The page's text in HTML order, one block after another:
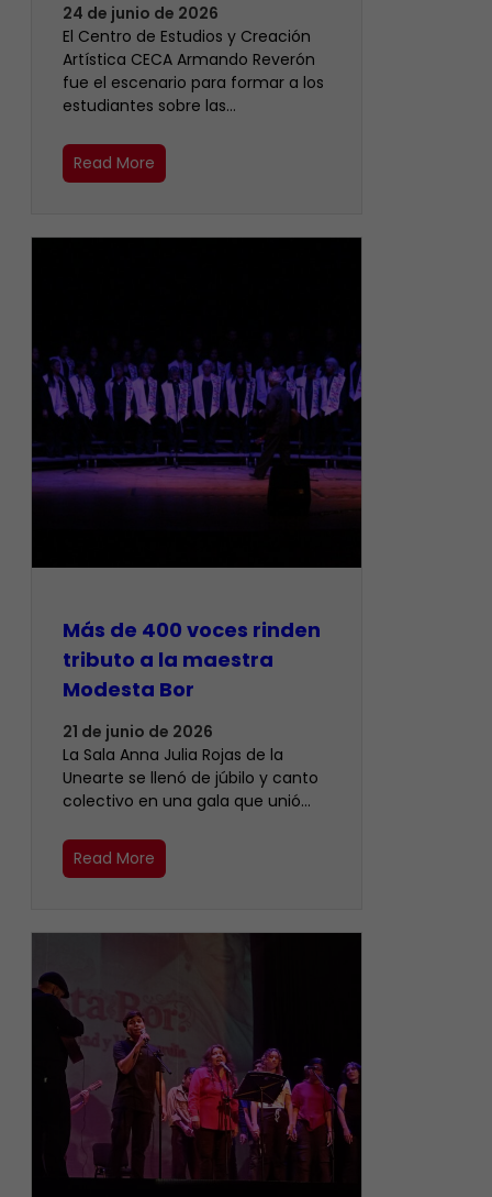
24 de junio de 2026
El Centro de Estudios y Creación
Artística CECA Armando Reverón
fue el escenario para formar a los
estudiantes sobre las…
Read More
Más de 400 voces rinden
tributo a la maestra
Modesta Bor
21 de junio de 2026
​La Sala Anna Julia Rojas de la
Unearte se llenó de júbilo y canto
colectivo en una gala que unió…
Read More